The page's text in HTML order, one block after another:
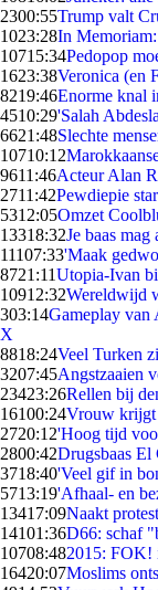
2300:55Trump valt
1023:28In
10715:34Pedopop
1623:38Veronica (en
8219:46Enorme knal
4510:29'Salah
6621:48Slechte
10710:12
9611:46Acteur Alan
2711:42Pewdiepie
5312:05Omzet
13318:32Je baas
11107:33'Maak
8721:11Utopia-Ivan
10912:32Wereldwijd
303:14Gameplay van
X
8818:24Veel Turken
3207:45Angstzaaien
23423:26Rellen bij
16100:24Vrouw krijgt
2720:12'Hoog tijd
2800:42Drugsbaas El
3718:40'Veel gif in
5713:19'Afhaal- en
13417:09Naakt
14101:36D66: schaf
10708:482015: FOK!
16420:07Moslims